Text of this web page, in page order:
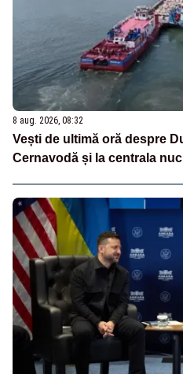
8 aug. 2026, 08:32
Vești de ultimă oră despre
Cernavodă și la centrala